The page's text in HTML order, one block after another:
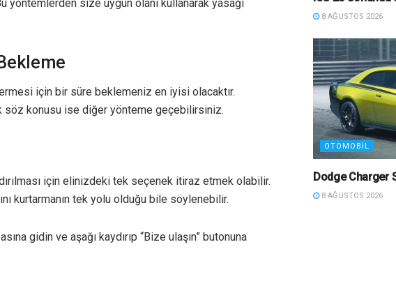
yöntemlerden size uygun olanı kullanarak yasağı
için bir süre beklemeniz en iyisi olacaktır.
söz konusu ise diğer yönteme geçebilirsiniz.
için elinizdeki tek seçenek itiraz etmek olabilir.
kurtarmanın tek yolu olduğu bile söylenebilir.
gidin ve aşağı kaydırıp “Bize ulaşın” butonuna
8 AĞUSTOS 2026
OTOMOBIL
Dodge Charger
8 AĞUSTOS 2026